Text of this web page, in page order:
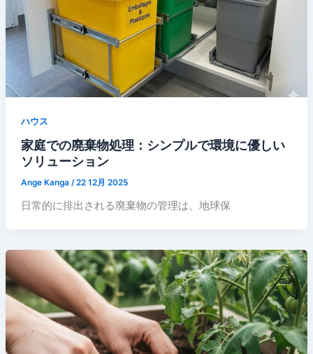
ハウス
家庭での廃棄物処理：シンプルで環境に優しい
ソリューション
Ange Kanga /22 12月 2025
日常的に排出される廃棄物の管理は、地球保